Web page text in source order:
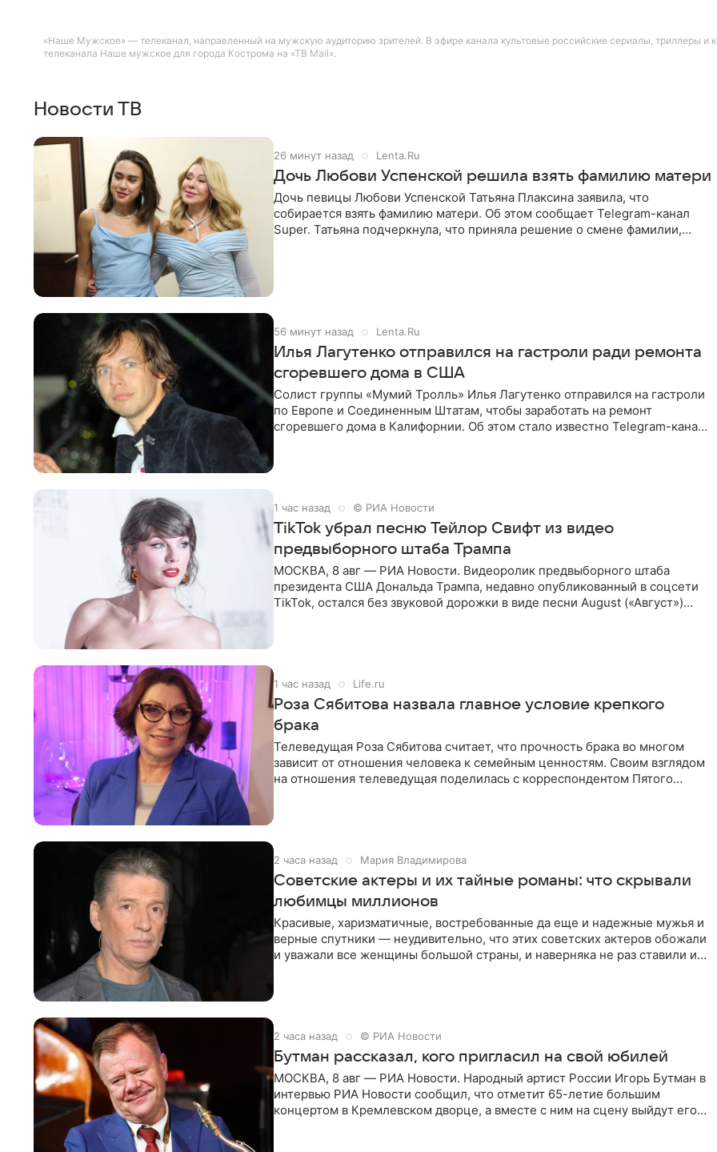
«Наше Мужское» — телеканал, направленный на мужскую аудиторию зрителей. В эфире канала культовые российские сериалы, триллеры
телеканала Наше мужское для города Кострома на «ТВ Mail».
Новости ТВ
26 минут назад Lenta.Ru
Дочь Любови Успенской решила взять фамилию матери
Дочь певицы Любови Успенской Татьяна Плаксина заявила, что
собирается взять фамилию матери. Об этом сообщает Telegram-канал
Super. Татьяна подчеркнула, что приняла решение о смене фамилии,
56 минут назад Lenta.Ru
Илья Лагутенко отправился на гастроли ради ремонта
сгоревшего дома в США
Солист группы «Мумий Тролль» Илья Лагутенко отправился на гастроли
по Европе и Соединенным Штатам, чтобы заработать на ремонт
сгоревшего дома в Калифорнии. Об этом стало известно Telegram-каналу
1 час назад © РИА Новости
TikTok убрал песню Тейлор Свифт из видео
предвыборного штаба Трампа
МОСКВА, 8 авг — РИА Новости. Видеоролик предвыборного штаба
президента США Дональда Трампа, недавно опубликованный в соцсети
TikTok, остался без звуковой дорожки в виде песни August («Август»)
1 час назад Life.ru
Роза Сябитова назвала главное условие крепкого
брака
Телеведущая Роза Сябитова считает, что прочность брака во многом
зависит от отношения человека к семейным ценностям. Своим взглядом
на отношения телеведущая поделилась с корреспондентом Пятого
2 часа назад Мария Владимирова
Советские актеры и их тайные романы: что скрывали
любимцы миллионов
Красивые, харизматичные, востребованные да еще и надежные мужья и
верные спутники — неудивительно, что этих советских актеров обожали
и уважали все женщины большой страны, и наверняка не раз ставили их
2 часа назад © РИА Новости
Бутман рассказал, кого пригласил на свой юбилей
МОСКВА, 8 авг — РИА Новости. Народный артист России Игорь Бутман в
интервью РИА Новости сообщил, что отметит 65-летие большим
концертом в Кремлевском дворце, а вместе с ним на сцену выйдут его